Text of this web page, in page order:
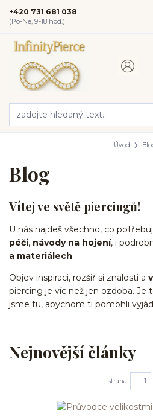
+420 731 681 038
(Po-Ne, 9-18 hod.)
Úvod
Blog
Vítej ve světě piercingů!
U nás najdeš všechno, co
péči, návody na hojení, i
a materiálech.
Objev inspiraci, rozšiř si znalosti a
piercing je víc než jen ozdoba. Je
jsme tu, abychom ti pomohli
Nejnovější články
strana